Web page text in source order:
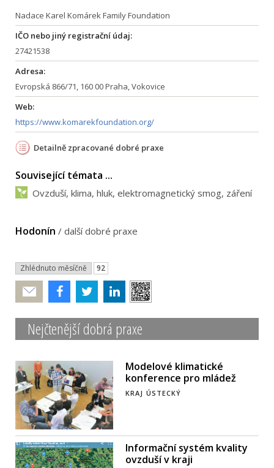
Nadace Karel Komárek Family Foundation
IČO nebo jiný registrační údaj:
27421538
Adresa:
Evropská 866/71, 160 00 Praha, Vokovice
Web:
https://www.komarekfoundation.org/
Detailně zpracované dobré praxe
Související témata ...
Ovzduší, klima, hluk, elektromagnetický smog, záření
Hodonín / další dobré praxe
Zhlédnuto měsíčně 92
Poslat
Nejčtenější dobrá praxe
Modelové klimatické
konference pro mládež
KRAJ ÚSTECKÝ
Informační systém kvality
ovzduší v kraji